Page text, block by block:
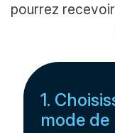
pourrez
1.
mode